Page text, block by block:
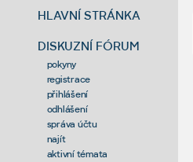
HLAVNÍ STRÁNKA
DISKUZNÍ FÓRUM
pokyny
registrace
přihlášení
odhlášení
správa účtu
najít
aktivní témata